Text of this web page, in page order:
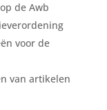
de Awb
voor de
van artikelen